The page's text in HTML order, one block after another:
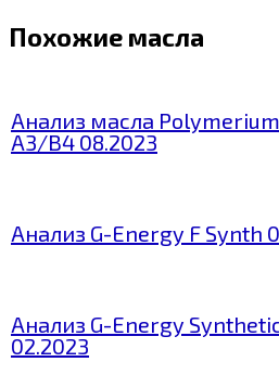
Похожие масла
Анализ масла Polymerium
A3/B4 08.2023
Анализ G-Energy F Synth
Анализ G-Energy
02.2023